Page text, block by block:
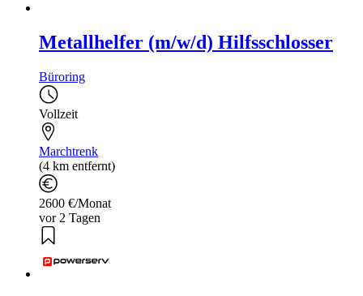
Metallhelfer (m/w/d) Hilfsschlosser
Büroring
Vollzeit
Marchtrenk
(4 km entfernt)
2600 €/Monat
vor 2 Tagen